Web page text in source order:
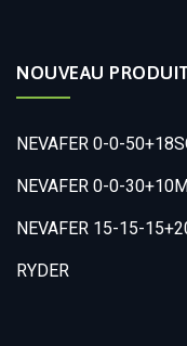
NOUVEAU
NEVAFER 0-0-
NEVAFER 0-0-
NEVAFER 15-15-
RYDER